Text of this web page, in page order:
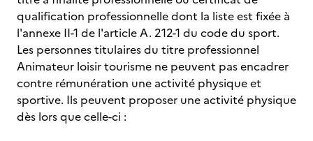
qualification professionnelle dont la liste est fixée à
l'annexe II-1 de l'article A. 212-1 du code du sport.
Les personnes titulaires du titre professionnel
Animateur loisir tourisme ne peuvent pas encadrer
contre rémunération une activité physique et
sportive. Ils peuvent proposer une activité physique
dès lors que celle-ci :